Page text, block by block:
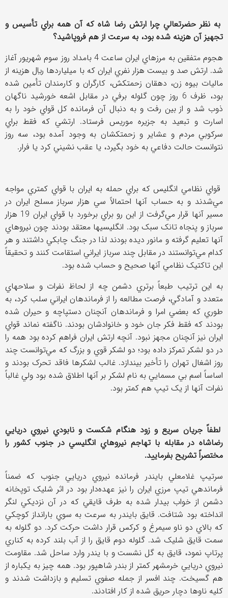
به نظر حضرتعالي چرا ارتش رضا شاه که آن همه براي تأسیس و
تجهيز آن هزينه شده بود، به سرعت از هم فروپاشيد؟
هجوم متفقين به مرزهاي ايران ساعت 4 بامداد روز سوم شهريور آغاز
شد. ارتش صد و بيست هزار نفري ايران که با ميلياردها ريال هزينه از
ماليات بيوه زن، دهقان زحمتکش، کارگران و کارمندان تأمين شده
بود، ظرف 6 روز چون گلوله برفي در مقابل اشعه خورشيد ناگهان
ذوب شد و از بين رفت و به دنبال آن فرمانده کل قواي خود را به
اسارت و تبعيد به جزيره موريس فرستاد. ارتشي که فقط براي
سرکوبي مردم و عشاير و زحمتکشان به وجود آمده بود، سه روز
نتوانست حالت دفاعي به خود بگيرد، يا عقب نشيني کرد يا فرار.
قواي نظامي انگليس که براي حمله به ايران با قواي کمتري مواجه
مي‌شدند و به حساب آنها احتمالاً سي هزار سرباز مسلح ايران در
مسير آنها قرار مي‌گرفت از اين ‌رو براي برخورد با قواي ايران 19 هزار
سرباز و پنجاه تانک سبک بود. انگليسيها معتقد بودند چون نيروهاي
آنها تعليم گرفته و مانور ديده بودند لذا در جنگ چابکي داشتند و هر
کدام مي‌توانستند در مقابل چند سرباز ايراني استقامت کنند و تحقيقاً
اين تاکتيک نظامي آنها صحيح و حساب شده بود.
به اين ترتيب طبعاً برتري دشمن چه از لحاظ نفرات و سلاحهاي
متعدد و آمادگي، فرصت مطالعه را از فرماندهان ايراني سلب کرد، به
طوري که بعضي امرا و فرماندهان آنچنان دستپاچه و حيران شده
بودند که فقط فکر جان خود و خانوادشان بودند. ناگفته نماند قواي
ايران نيز آنچنان مجهز نبود. آنچه ارتش ايران فراهم کرده بود همه را
در دو لشکر تمرکز داده بود؛ دو لشکر قوي و بزرگ که مي‌توانست چند
روز اشغال تهران را تأخير بيندازد. غالب لشکرها فاقد تحرک بودند و
اساساً اسم بي مسمايي به نام لشکر بر آنها اطلاق شده بود ولي غالباً
نفرات آنها از يک تيپ هم کمتر بود.
لطفاً جريان سريع و زود هنگام شکست و نابودي نيروي دريايي
رضاشاه در مقابله با تهاجم نيروهاي انگليسي در جنوب کشور را
مختصراً تشريح بفرماييد.
سرتيپ غلامعلي بايندر فرمانده نيروي دريايي جنوب که ضمناً
فرماندهي تيپ مرزي ايران را نيز عهده‌دار بود در اثر شليک توپخانه
دشمن از خواب بيدار شده به طرف قايقي که در آن نزديکي لنگر
انداخته بود شتافت. قايق بایندر به سرعت به سوي بارانداز کوچکي
که بالاي دو ناو سيمرغ و کرکس قرار داشت حرکت کرد. دو گلوله به
سمت قايق شليک شد. گلوله دوم قايق را از آب بلند کرده به کناري
پرتاپ نمود، قايق به گل نشست و با يندر وارد ساحل شد. مقاومت
نيروي دريايي خرمشهر کمتر از بندر شاهپور بود. همه چيز به يکباره از
هم گسيخت. چند افسر از جمله صفوي تسليم و بازداشت شدند و
کليه ناوها دچار حريق شده از کار افتادند.